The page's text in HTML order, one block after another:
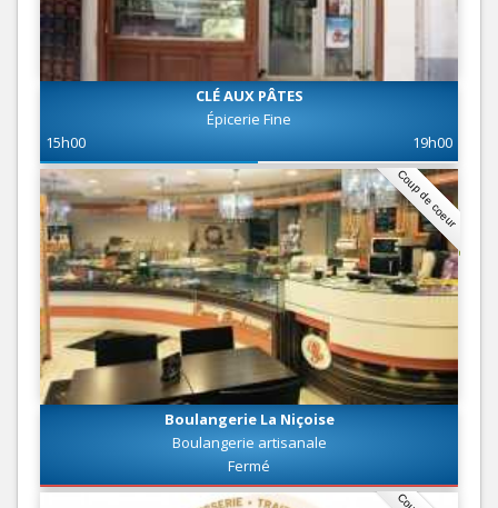
CLÉ AUX PÂTES
Épicerie Fine
15h00
19h00
Coup de coeur
Boulangerie La Niçoise
Boulangerie artisanale
Fermé